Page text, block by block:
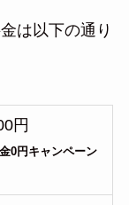
は以下の通り
円
0円キャンペーン